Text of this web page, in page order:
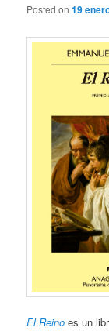
Posted on19
El Reino es un